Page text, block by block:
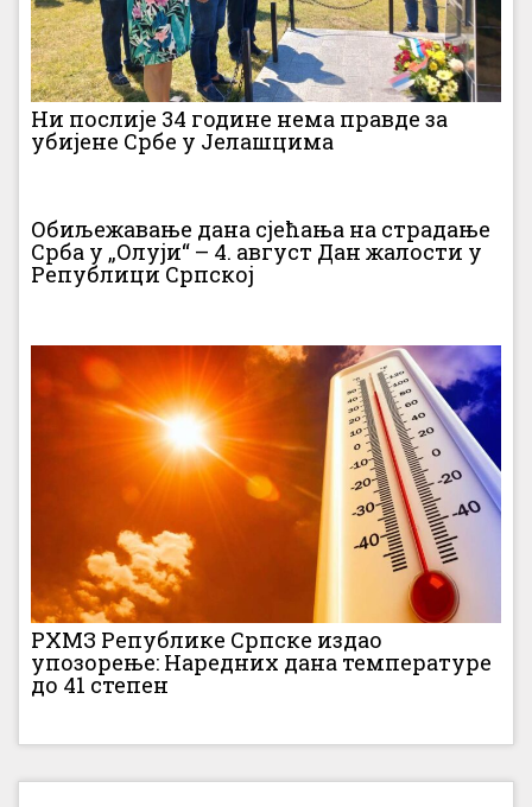
Ни послије 34 године нема правде за
убијене Србе у Јелашцима
Обиљежавање дана сјећања на страдање
Срба у „Олуји“ – 4. август Дан жалости у
Републици Српској
РХМЗ Републике Српске издао
упозорење: Наредних дана температуре
до 41 степен